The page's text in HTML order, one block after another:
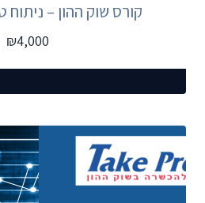
קורס שוק ההון – ניתוח
₪4,000